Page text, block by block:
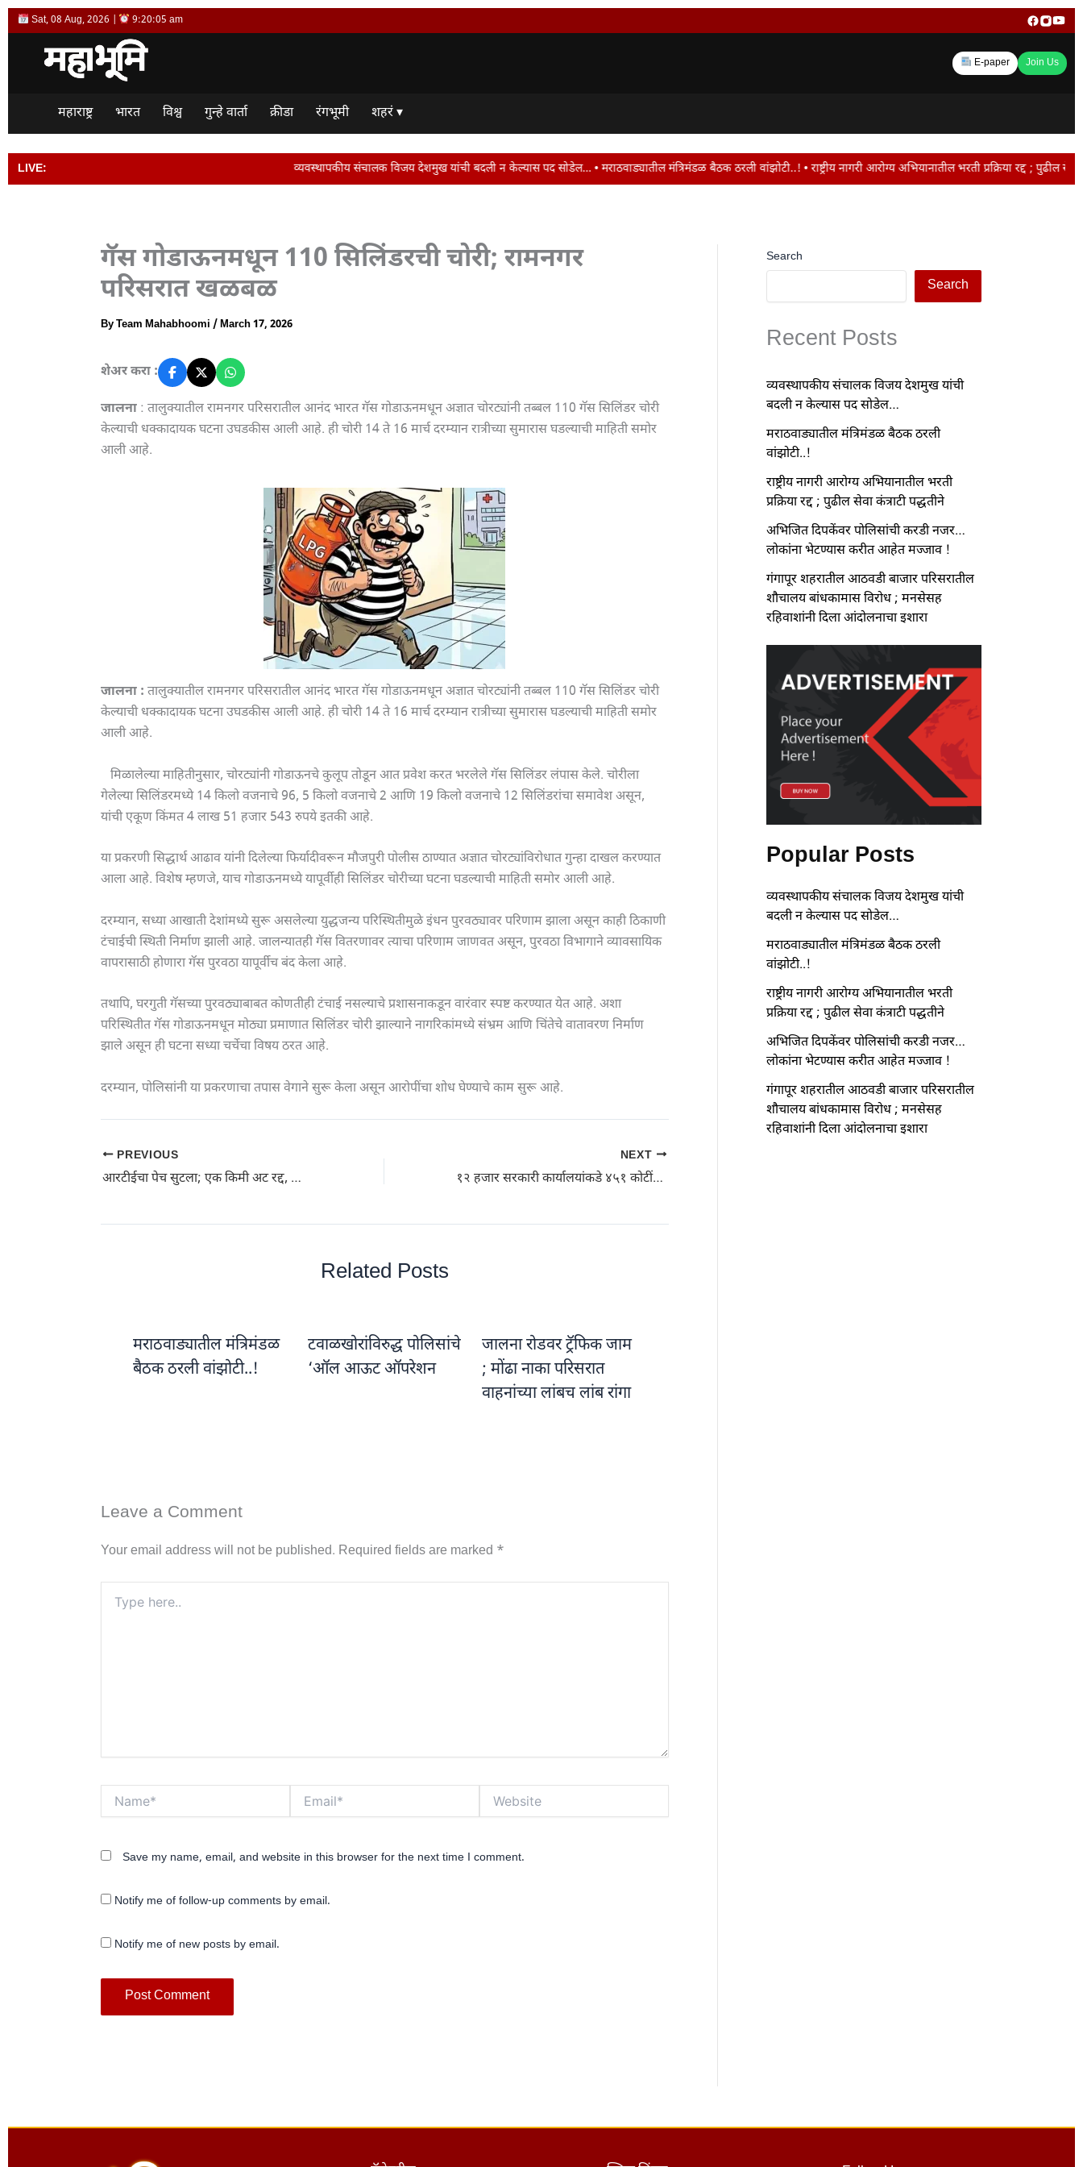
Skip
to
Sat, 08 Aug, 2026 | 9:20:06 am
E-paper Join Us
महाराष्ट्र भारत विश्व गुन्हे वार्ता क्रीडा रंगभूमी शहरं ▾
LIVE: व्यवस्थापकीय संचालक विजय देशमुख यांची बदली न केल्यास पद सोडेल… • मराठवाड्यातील मंत्रिमंडळ बैठक ठरली वांझोटी..! • राष्ट्रीय नागरी आरोग्य अभियानातील भरती प्रक्रिया रद्द ; पुढील सेवा कंत्राटी
गॅस गोडाऊनमधून 110 सिलिंडरची चोरी; रामनगर
परिसरात खळबळ
ByTeam Mahabhoomi /March 17, 2026
शेअर करा :
जालना : तालुक्यातील रामनगर परिसरातील आनंद भारत गॅस गोडाऊनमधून अज्ञात चोरट्यांनी तब्बल 110 गॅस सिलिंडर चोरी
केल्याची धक्कादायक घटना उघडकीस आली आहे. ही चोरी 14 ते 16 मार्च दरम्यान रात्रीच्या सुमारास घडल्याची माहिती समोर
आली आहे.
जालना : तालुक्यातील रामनगर परिसरातील आनंद भारत गॅस गोडाऊनमधून अज्ञात चोरट्यांनी तब्बल 110 गॅस सिलिंडर चोरी
केल्याची धक्कादायक घटना उघडकीस आली आहे. ही चोरी 14 ते 16 मार्च दरम्यान रात्रीच्या सुमारास घडल्याची माहिती समोर
आली आहे.
मिळालेल्या माहितीनुसार, चोरट्यांनी गोडाऊनचे कुलूप तोडून आत प्रवेश करत भरलेले गॅस सिलिंडर लंपास केले. चोरीला
गेलेल्या सिलिंडरमध्ये 14 किलो वजनाचे 96, 5 किलो वजनाचे 2 आणि 19 किलो वजनाचे 12 सिलिंडरांचा समावेश असून,
यांची एकूण किंमत 4 लाख 51 हजार 543 रुपये इतकी आहे.
या प्रकरणी सिद्धार्थ आढाव यांनी दिलेल्या फिर्यादीवरून मौजपुरी पोलीस ठाण्यात अज्ञात चोरट्यांविरोधात गुन्हा दाखल करण्यात
आला आहे. विशेष म्हणजे, याच गोडाऊनमध्ये यापूर्वीही सिलिंडर चोरीच्या घटना घडल्याची माहिती समोर आली आहे.
दरम्यान, सध्या आखाती देशांमध्ये सुरू असलेल्या युद्धजन्य परिस्थितीमुळे इंधन पुरवठ्यावर परिणाम झाला असून काही ठिकाणी
टंचाईची स्थिती निर्माण झाली आहे. जालन्यातही गॅस वितरणावर त्याचा परिणाम जाणवत असून, पुरवठा विभागाने व्यावसायिक
वापरासाठी होणारा गॅस पुरवठा यापूर्वीच बंद केला आहे.
तथापि, घरगुती गॅसच्या पुरवठ्याबाबत कोणतीही टंचाई नसल्याचे प्रशासनाकडून वारंवार स्पष्ट करण्यात येत आहे. अशा
परिस्थितीत गॅस गोडाऊनमधून मोठ्या प्रमाणात सिलिंडर चोरी झाल्याने नागरिकांमध्ये संभ्रम आणि चिंतेचे वातावरण निर्माण
झाले असून ही घटना सध्या चर्चेचा विषय ठरत आहे.
दरम्यान, पोलिसांनी या प्रकरणाचा तपास वेगाने सुरू केला असून आरोपींचा शोध घेण्याचे काम सुरू आहे.
PREVIOUS
आरटीईचा पेच सुटला; एक किमी अट रद्द, शाळा निवडीचे पर्याय वाढले: न्यायालयीन स्थगितीनंतर पोर्टल अपडेट; पूर्वीच्या अर्जातही बदल करता येणार
NEXT
१२ हजार सरकारी कार्यालयांकडे ४५१ कोटींची वीज थकबाकी; महावितरणचा अल्टिमेटम, ‘बिल भरा नाहीतर अंधार’
Related Posts
मराठवाड्यातील मंत्रिमंडळ
बैठक ठरली वांझोटी..!
टवाळखोरांविरुद्ध पोलिसांचे
‘ऑल आऊट ऑपरेशन
जालना रोडवर ट्रॅफिक जाम
; मोंढा नाका परिसरात
वाहनांच्या लांबच लांब रांगा
Leave a Comment
Your email address will not be published. Required fields are marked *
here..
Save my name, email, and website in this browser for the next time I comment.
Notify me of follow-up comments by email.
Notify me of new posts by email.
Search
Search
Recent Posts
व्यवस्थापकीय संचालक विजय देशमुख यांची
बदली न केल्यास पद सोडेल…
मराठवाड्यातील मंत्रिमंडळ बैठक ठरली
वांझोटी..!
राष्ट्रीय नागरी आरोग्य अभियानातील भरती
प्रक्रिया रद्द ; पुढील सेवा कंत्राटी पद्धतीने
अभिजित दिपकेंवर पोलिसांची करडी नजर…
लोकांना भेटण्यास करीत आहेत मज्जाव !
गंगापूर शहरातील आठवडी बाजार परिसरातील
शौचालय बांधकामास विरोध ; मनसेसह
रहिवाशांनी दिला आंदोलनाचा इशारा
Popular Posts
व्यवस्थापकीय संचालक विजय देशमुख यांची
बदली न केल्यास पद सोडेल…
मराठवाड्यातील मंत्रिमंडळ बैठक ठरली
वांझोटी..!
राष्ट्रीय नागरी आरोग्य अभियानातील भरती
प्रक्रिया रद्द ; पुढील सेवा कंत्राटी पद्धतीने
अभिजित दिपकेंवर पोलिसांची करडी नजर…
लोकांना भेटण्यास करीत आहेत मज्जाव !
गंगापूर शहरातील आठवडी बाजार परिसरातील
शौचालय बांधकामास विरोध ; मनसेसह
रहिवाशांनी दिला आंदोलनाचा इशारा